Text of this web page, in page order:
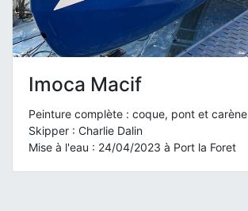
Imoca Macif
Peinture complète : coque, pont et carène
Skipper : Charlie Dalin
Mise à l'eau : 24/04/2023 à Port la Foret